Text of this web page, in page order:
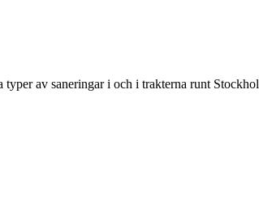
av saneringar i och i trakterna runt